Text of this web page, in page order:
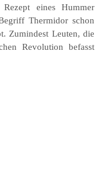
eines Hummer
Thermidor schon
Zumindest Leuten, die
Revolution befasst